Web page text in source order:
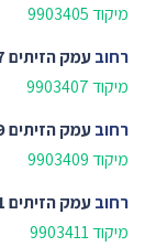
מיקוד 9903405
רחובעמק הזיתים 7
מיקוד 9903407
רחובעמק הזיתים 9
מיקוד 9903409
רחובעמק הזיתים 11
מיקוד 9903411